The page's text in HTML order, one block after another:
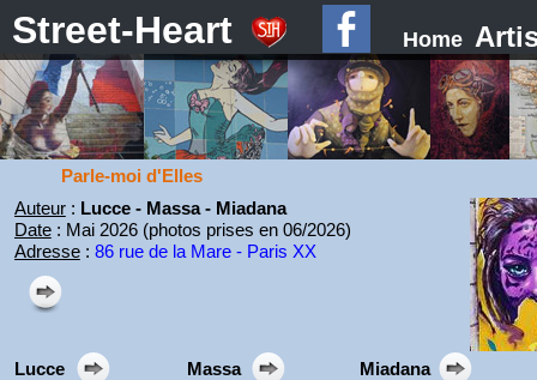
Street-Heart Home
Parle-moi d'Elles
Auteur: Lucce - Massa - Miadana
Date: Mai 2026 (photos prises en 06/2026)
Adresse: 86 rue de la Mare - Paris XX
Lucce Massa Miadana